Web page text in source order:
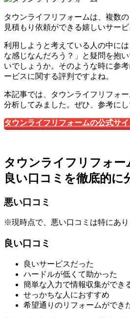
タウンライフリフォームは、複数
見積もり依頼ができる嬉しいサービ
利用しようと考えている人の中に
な感じなんだろう？」と疑問を抱
いでしょうか。そのような時に参
ービスに関する評判ですよね。
本記事では、タウンライフリフォー
分析してみました。ぜひ、参考にし
タウンライフリフォームの公式サ
タウンライフリフォー
良い口コミを徹底的に
悪い口コミ
※現時点で、悪い口コミは特にあり
良い口コミ
良いサービスだった
ハードルが低くて助かった
簡単な入力で情報収集ができ
せっかちな人におすすめ
希望通りのリフォームができ